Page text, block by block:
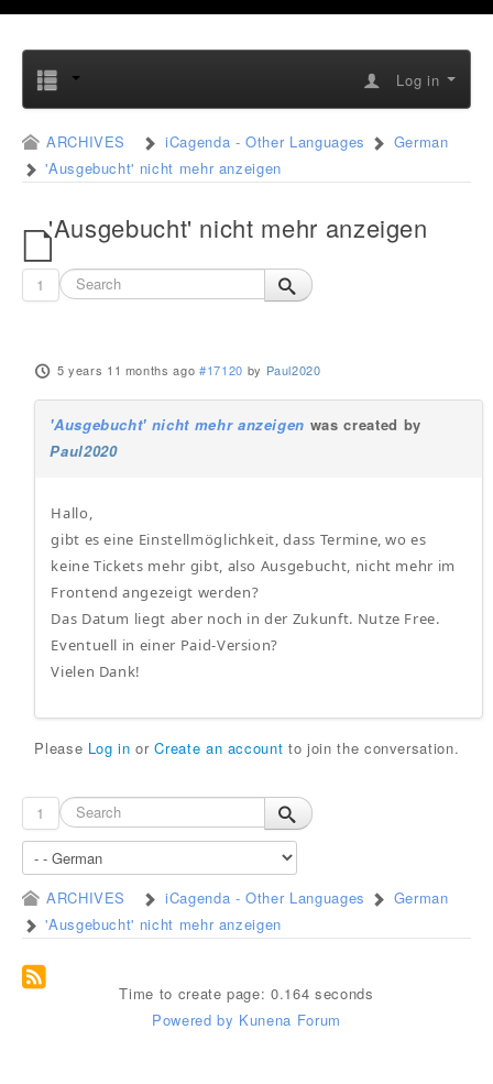
Log in
ARCHIVES iCagenda - Other Languages
German
'Ausgebucht' nicht mehr anzeigen
'Ausgebucht' nicht mehr anzeigen
1
5 years 11 months ago #17120 by Paul2020
'Ausgebucht' nicht mehr anzeigen was created by
Paul2020
Hallo,
gibt es eine Einstellmöglichkeit, dass Termine, wo es
keine Tickets mehr gibt, also Ausgebucht, nicht mehr im
Frontend angezeigt werden?
Das Datum liegt aber noch in der Zukunft. Nutze Free.
Eventuell in einer Paid-Version?
Vielen Dank!
Please Log in orCreate an account to join the conversation.
1
ARCHIVES iCagenda - Other Languages
German
'Ausgebucht' nicht mehr anzeigen
Time to create page: 0.164 seconds
Powered by Kunena Forum